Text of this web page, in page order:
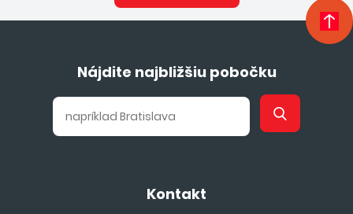
Nájdite najbližšiu pobočku
Kontakt